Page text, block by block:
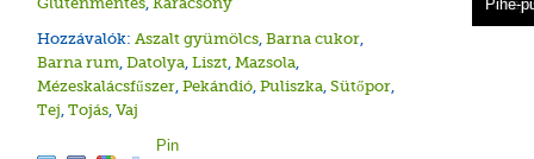
Hozzávalók: Aszalt gyümölcs, Barna cukor,
Barna rum, Datolya, Liszt, Mazsola,
Mézeskalácsfűszer, Pekándió, Puliszka, Sütőpor,
Tej, Tojás, Vaj
Pin
Diós-
Pihe-